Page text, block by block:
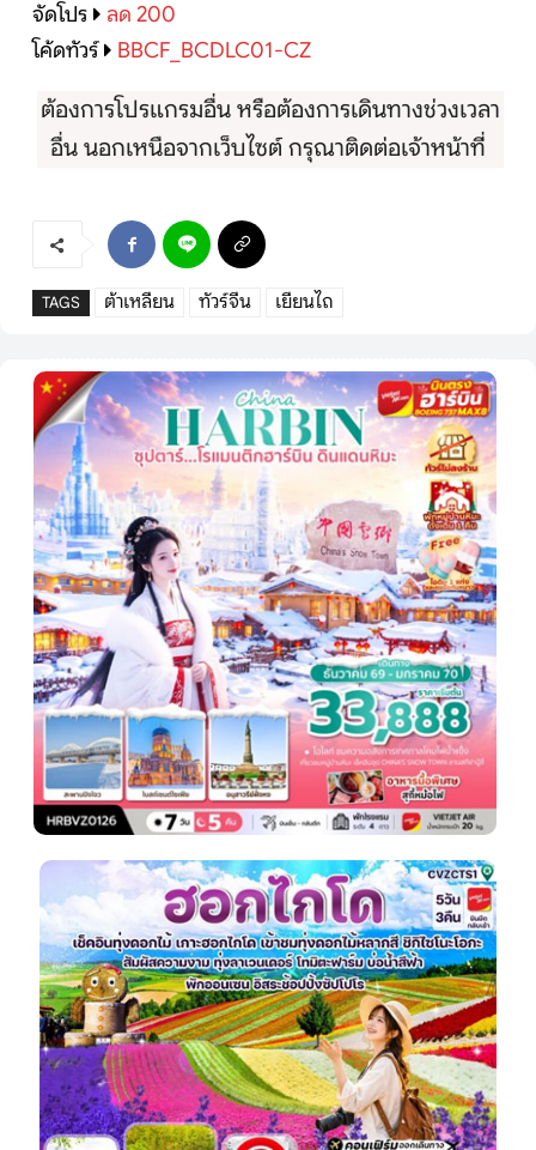
จัดโปร
ลด 200
โค้ดทัวร์
BBCF_BCDLC01-CZ
ต้องการโปรแกรมอื่น หรือต้องการเดินทางช่วงเวลา
อื่น นอกเหนือจากเว็บไซต์ กรุณาติดต่อเจ้าหน้าที่
TAGS ต้าเหลียน ทัวร์จีน เยียนไถ